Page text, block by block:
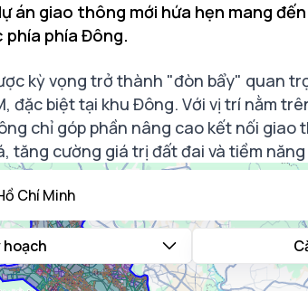
án giao thông mới hứa hẹn mang
phía phía Đông.
kỳ vọng trở thành "đòn bẩy" quan
đặc biệt tại khu Đông. Với vị trí nằm
chỉ góp phần nâng cao kết nối giao
tăng cường giá trị đất đai và tiềm